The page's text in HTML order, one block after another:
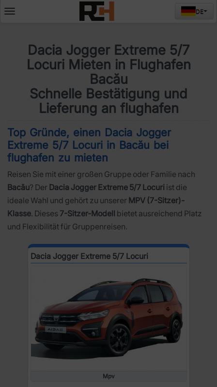
Deschide
DE
Dacia Jogger Extreme 5/7
Locuri Mieten in Flughafen
Bacău
Schnelle Bestätigung und
Lieferung an flughafen
Top Gründe, einen Dacia Jogger
Extreme 5/7 Locuri in Bacău bei
flughafen zu mieten
Reisen Sie mit einer großen Gruppe oder Familie nach
Bacău? Der Dacia Jogger Extreme 5/7 Locuri ist die
ideale Wahl und gehört zu unserer MPV (7-Sitzer)-
Klasse. Dieses 7-Sitzer-Modell bietet ausreichend Platz
und Flexibilität für Gruppenreisen.
Dacia Jogger Extreme 5/7 Locuri
Mpv